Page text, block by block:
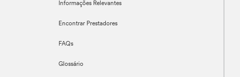
Informações Relevantes
Encontrar Prestadores
FAQs
Glossário